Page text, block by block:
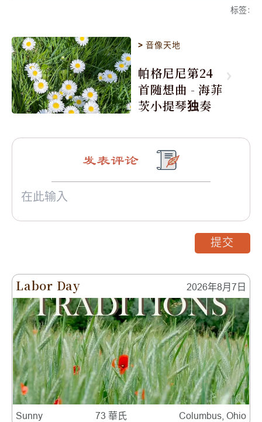
标签:
>音像天地
帕格尼尼第24
首随想曲 - 海菲
茨小提琴独奏
Labor Day 2026年8月7日
Sunny 73 華氏 Columbus, Ohio
发表评论
提交